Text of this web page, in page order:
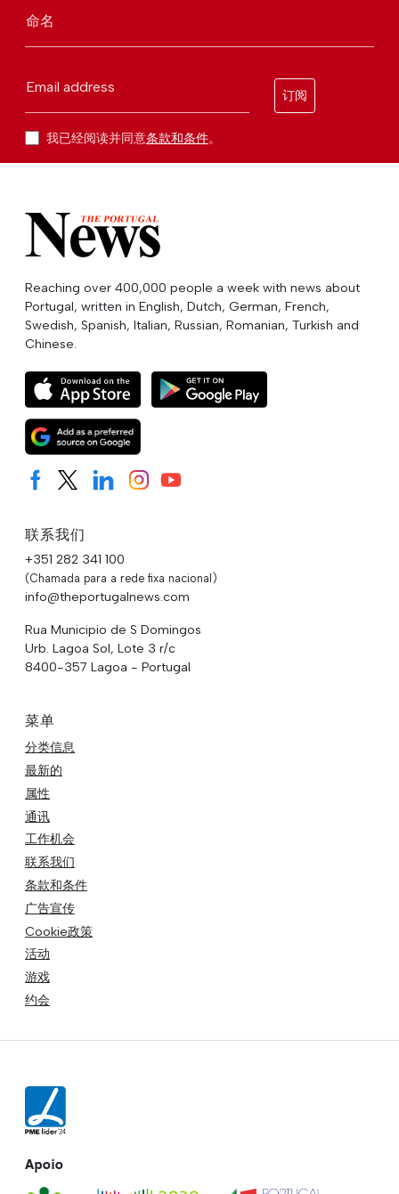
命名
Email address
订阅
我已经阅读并同意条款和条件。
Reaching over 400,000 people a week with news about
Portugal, written in English, Dutch, German, French,
Swedish, Spanish, Italian, Russian, Romanian, Turkish and
Chinese.
联系我们
+351 282 341 100
(Chamada para a rede fixa nacional)
info@theportugalnews.com
Rua Municipio de S Domingos
Urb. Lagoa Sol, Lote 3 r/c
8400-357 Lagoa - Portugal
菜单
分类信息
最新的
属性
通讯
工作机会
联系我们
条款和条件
广告宣传
Cookie政策
活动
游戏
约会
Apoio